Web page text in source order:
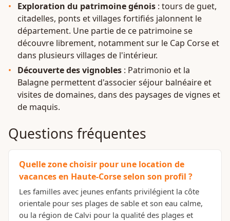
Exploration du patrimoine génois: tours de guet,
citadelles, ponts et villages fortifiés jalonnent le
département. Une partie de ce patrimoine se
découvre librement, notamment sur le Cap Corse et
dans plusieurs villages de l'intérieur.
Découverte des vignobles: Patrimonio et la
Balagne permettent d'associer séjour balnéaire et
visites de domaines, dans des paysages de vignes et
de maquis.
Questions fréquentes
Quelle zone choisir pour une location de
vacances en Haute-Corse selon son profil ?
Les familles avec jeunes enfants privilégient la côte
orientale pour ses plages de sable et son eau calme,
ou la région de Calvi pour la qualité des plages et